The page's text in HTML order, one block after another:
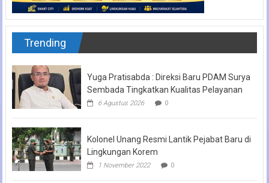
Trending
Yuga Pratisabda : Direksi Baru PDAM Surya
Sembada Tingkatkan Kualitas Pelayanan
6 Agustus 2026 0
Kolonel Unang Resmi Lantik Pejabat Baru di
Lingkungan Korem
1 November 2022 0